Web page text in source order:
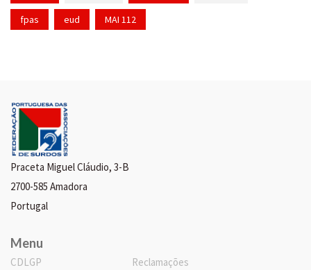
fpas eud MAI 112
Praceta Miguel Cláudio, 3-B
2700-585 Amadora
Portugal
Menu
CDLGP
Reclamações